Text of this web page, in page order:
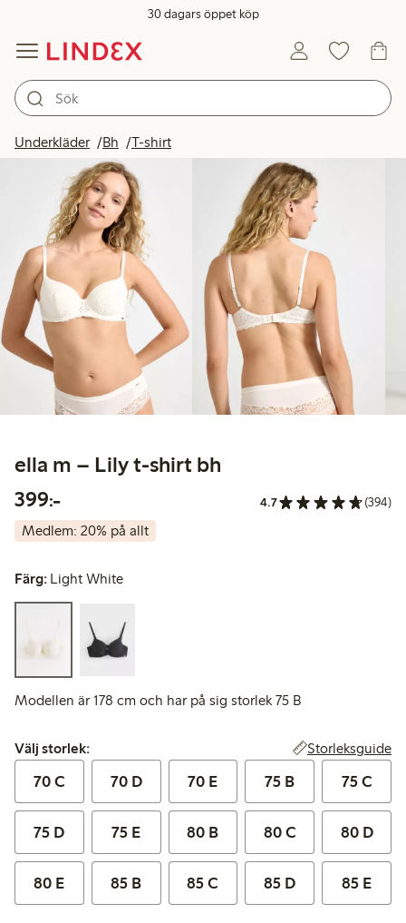
30 dagars öppet köp
Underkläder Bh T-shirt
ella m – Lily t-shirt bh
399:-399,00 kr 4.7 (394)
Medlem: 20% på allt
Färg: Light White
Modellen är 178 cm och har på sig storlek 75 B
Välj storlek:
Välj storlek: Storleksguide
70 C 70 D 70 E 75 B 75 C
75 D 75 E 80 B 80 C 80 D
80 E 85 B 85 C 85 D 85 E